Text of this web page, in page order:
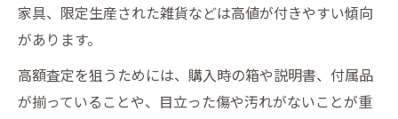
家具、限定生産された雑貨などは高値が付きやすい傾向
があります。
高額査定を狙うためには、購入時の箱や説明書、付属品
が揃っていることや、目立った傷や汚れがないことが重